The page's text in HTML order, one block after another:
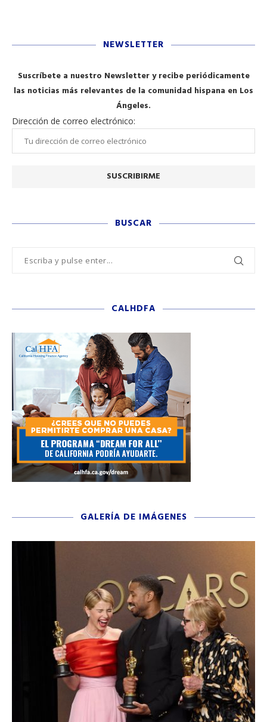
NEWSLETTER
Suscríbete a nuestro Newsletter y recibe periódicamente
las noticias más relevantes de la comunidad hispana en Los
Ángeles.
Dirección de correo electrónico:
BUSCAR
CALHDFA
GALERÍA DE IMÁGENES